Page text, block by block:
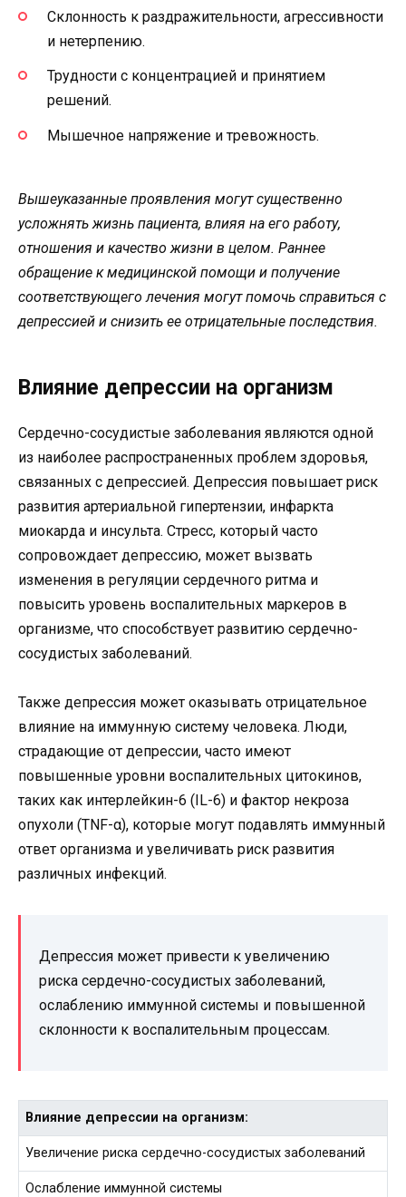
Склонность к раздражительности, агрессивности
и нетерпению.
Трудности с концентрацией и принятием
решений.
Мышечное напряжение и тревожность.
Вышеуказанные проявления могут существенно
усложнять жизнь пациента, влияя на его работу,
отношения и качество жизни в целом. Раннее
обращение к медицинской помощи и получение
соответствующего лечения могут помочь справиться с
депрессией и снизить ее отрицательные последствия.
Влияние депрессии на организм
Сердечно-сосудистые заболевания являются одной
из наиболее распространенных проблем здоровья,
связанных с депрессией. Депрессия повышает риск
развития артериальной гипертензии, инфаркта
миокарда и инсульта. Стресс, который часто
сопровождает депрессию, может вызвать
изменения в регуляции сердечного ритма и
повысить уровень воспалительных маркеров в
организме, что способствует развитию сердечно-
сосудистых заболеваний.
Также депрессия может оказывать отрицательное
влияние на иммунную систему человека. Люди,
страдающие от депрессии, часто имеют
повышенные уровни воспалительных цитокинов,
таких как интерлейкин-6 (IL-6) и фактор некроза
опухоли (TNF-α), которые могут подавлять иммунный
ответ организма и увеличивать риск развития
различных инфекций.
Депрессия может привести к увеличению
риска сердечно-сосудистых заболеваний,
ослаблению иммунной системы и повышенной
склонности к воспалительным процессам.
Влияние депрессии на организм:
Увеличение риска сердечно-сосудистых заболеваний
Ослабление иммунной системы